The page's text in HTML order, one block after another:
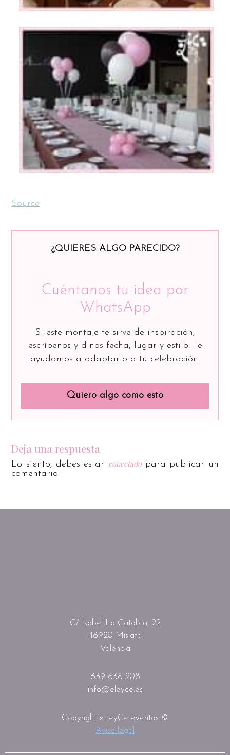
Source
¿QUIERES ALGO PARECIDO?
Cuéntanos tu idea por
WhatsApp
Si este montaje te sirve de inspiración,
escríbenos y dinos fecha, lugar y estilo. Te
ayudamos a adaptarlo a tu celebración.
Quiero algo como esto
Deja una respuesta
Lo siento, debes estar conectadopara publicar un
comentario.
C/ Isabel La Católica, 22
46920 Mislata
Valencia
639 638 208
info@eleyce.es
Copyright eLeyCe eventos ©
Aviso legal